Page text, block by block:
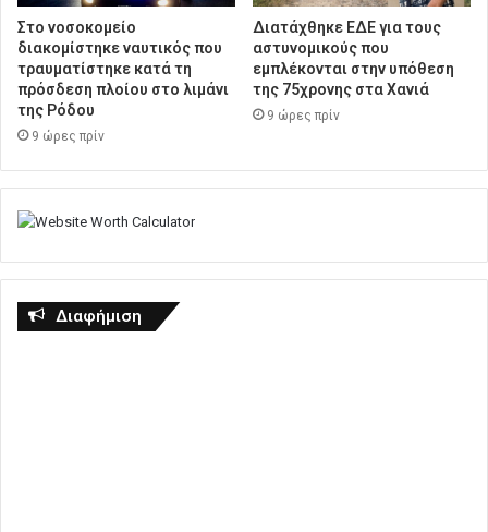
Στο νοσοκομείο
διακομίστηκε ναυτικός που
τραυματίστηκε κατά τη
πρόσδεση πλοίου στο λιμάνι
της Ρόδου
9 ώρες πρίν
Διατάχθηκε ΕΔΕ για τους
αστυνομικούς που
εμπλέκονται στην υπόθεση
της 75χρονης στα Χανιά
9 ώρες πρίν
Διαφήμιση